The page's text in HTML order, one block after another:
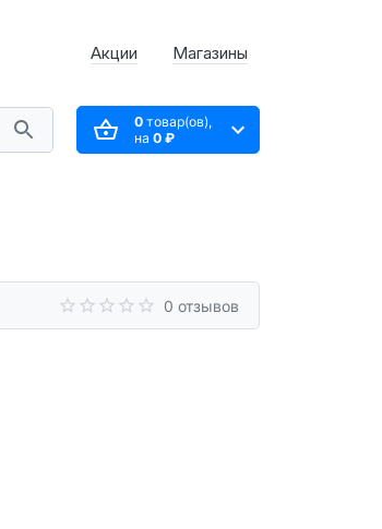
Акции Магазины
0товар(ов),
на 0 ₽
0 отзывов